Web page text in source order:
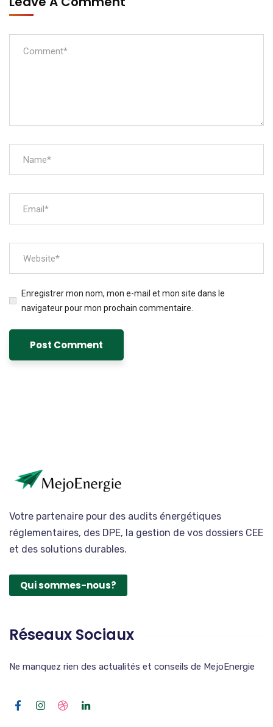
Enregistrer mon nom, mon e-mail et mon site dans le
navigateur pour mon prochain commentaire.
Votre partenaire pour des audits énergétiques
réglementaires, des DPE, la gestion de vos dossiers CEE
et des solutions durables.
Qui sommes-nous?
Réseaux Sociaux
Ne manquez rien des actualités et conseils de MejoEnergie